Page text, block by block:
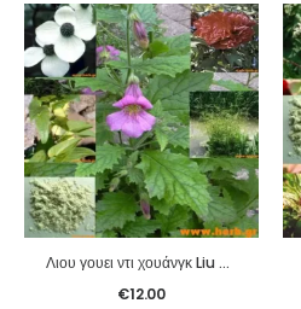
Λιου γουει ντι χουάνγκ Liu Wei Di Huang
€12.00